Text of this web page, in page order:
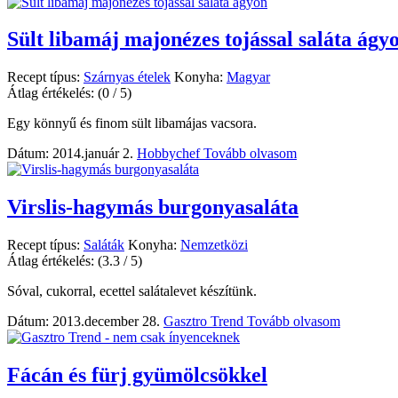
Sült libamáj majonézes tojással saláta
Recept típus: Szárnyas ételek Konyha: Magyar
Átlag értékelés: (0 / 5)
Egy könnyű és finom sült libamájas vacsora.
Dátum: 2014.január 2. HobbychefTovább olvasom
Virslis-hagymás burgonyasaláta
Recept típus: Saláták Konyha: Nemzetközi
Átlag értékelés: (3.3 / 5)
Sóval, cukorral, ecettel salátalevet készítünk.
Dátum: 2013.december 28. Gasztro Trend Tovább olvasom
Fácán és fürj gyümölcsökkel